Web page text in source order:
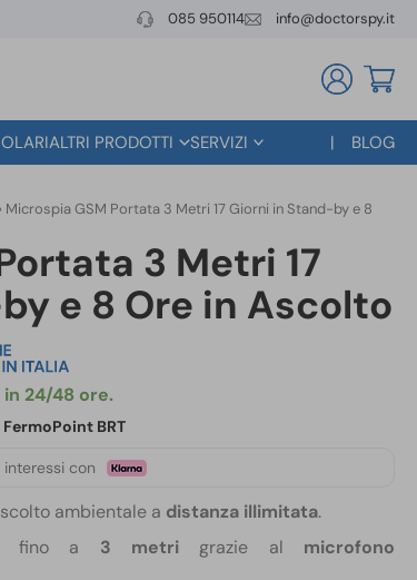
085 950114 info@doctorspy.it
ALTRI PRODOTTI SERVIZI BLOG
Microspia GSM Portata 3 Metri 17 Giorni in Stand-by e 8
3 Metri 17
e 8 Ore in Ascolto
BRT
interessi con
ambientale a distanza illimitata.
fino a 3 metri grazie al microfono